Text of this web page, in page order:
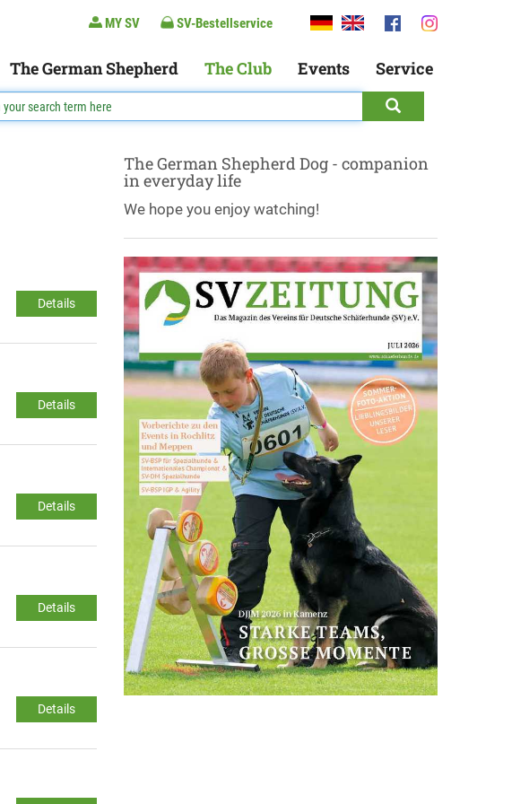
MY SV SV-Bestellservice
The German Shepherd The Club Events Service
Details
Details
Details
Details
Details
The German Shepherd Dog - companion
in everyday life
We hope you enjoy watching!